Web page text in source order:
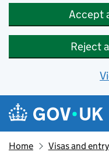
Accept
Reject
Skip to main content
Navigation
Home Visas and